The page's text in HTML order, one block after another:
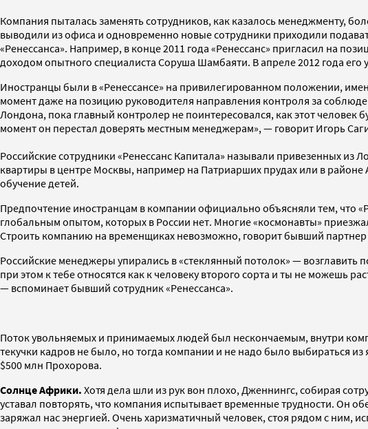
Компания пыталась заменять сотрудников, как казалось менеджменту,
выводили из офиса и одновременно новые сотрудники приходили
«Ренессанса». Например, в конце 2011 года «Ренессанс» пригласил на
доходом опытного специалиста Соруша Шамбаяти. В апреле 2012 года его
Иностранцы были в «Ренессансе» на привилегированном положении,
момент даже на позицию руководителя направления контроля за
Лондона, пока главный контролер не поинтересовался, как этот
момент он перестал доверять местным менеджерам», — говорит Игорь
Российские сотрудники «Ренессанс Капитала» называли привезенных
квартиры в центре Москвы, например на Патриарших прудах или в районе
обучение детей.
Предпочтение иностранцам в компании официально объясняли тем, что
глобальным опытом, которых в России нет. Многие «космонавты»
Строить компанию на временщиках невозможно, говорит бывший
Российские менеджеры упирались в «стеклянный потолок» — возглавить
при этом к тебе относятся как к человеку второго сорта и ты не можешь
— вспоминает бывший сотрудник «Ренессанса».
Поток увольняемых и принимаемых людей был нескончаемым, внутри
текучки кадров не было, но тогда компании и не надо было выбираться
$500 млн Прохорова.
Солнце Африки. Хотя дела шли из рук вон плохо, Дженнингс, собирая
уставал повторять, что компания испытывает временные трудности. Он
заряжал нас энергией. Очень харизматичный человек, стоя рядом с ним,